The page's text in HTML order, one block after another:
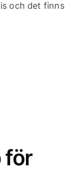
och det finns
för